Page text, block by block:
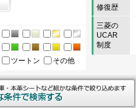
ツートン
その他
修復歴
三菱の
UCAR
制度